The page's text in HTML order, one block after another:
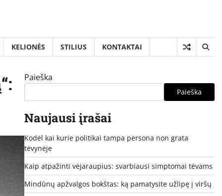
KELIONĖS STILIUS KONTAKTAI
Paieška
Paieška
Naujausi įrašai
Kodėl kai kurie politikai tampa persona non grata
tėvynėje
Kaip atpažinti vėjaraupius: svarbiausi simptomai tėvams
Mindūnų apžvalgos bokštas: ką pamatysite užlipę į viršų